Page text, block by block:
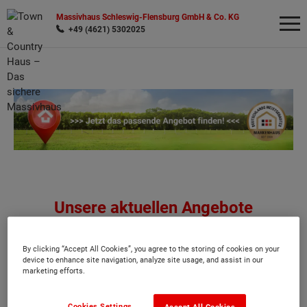
Massivhaus Schleswig-Flensburg GmbH & Co. KG
+49 (4621) 5302025
Unsere aktuellen Angebote
ZU DEN ANGEBOTEN
Wonach möchten Sie suchen?
By clicking “Accept All Cookies”, you agree to the storing of cookies on your
device to enhance site navigation, analyze site usage, and assist in our
marketing efforts.